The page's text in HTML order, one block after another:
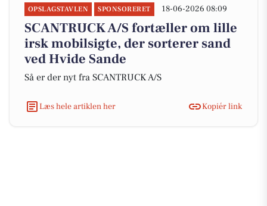
OPSLAGSTAVLEN SPONSORERET 18-06-2026 08:09
SCANTRUCK A/S fortæller om lille
irsk mobilsigte, der sorterer sand
ved Hvide Sande
Så er der nyt fra SCANTRUCK A/S
Læs hele artiklen her Kopiér link